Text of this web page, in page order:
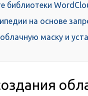
библиотеки
на основе
маску и